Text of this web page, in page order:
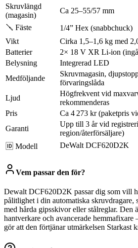
Skruvlängd
(magasin)
Ca 25–55/57 mm
🪛 Fäste
1/4” Hex (snabbchuck)
Vikt
Cirka 1,5–1,6 kg med
Batterier
2× 18 V XR Li‑ion
Belysning
Integrerad LED
Medföljande
Skruvmagasin,
förvaringslåda
Ljud
Högfrekvent vid
rekommenderas
Pris
Ca 4 273 kr (paketpris
Garanti
Upp till 3 år vid
region/återförsäljare)
🆔 Modell
DeWalt DCF620D2K
Vem passar den för?
Dewalt DCF620D2K passar dig som vill
pålitlighet i din automatiska skruvdragare,
med hårda gipsskivor eller stålreglar. Den
hantverkare och avancerade hemmafixare
gör att den förtjänar utmärkelsen Starkast